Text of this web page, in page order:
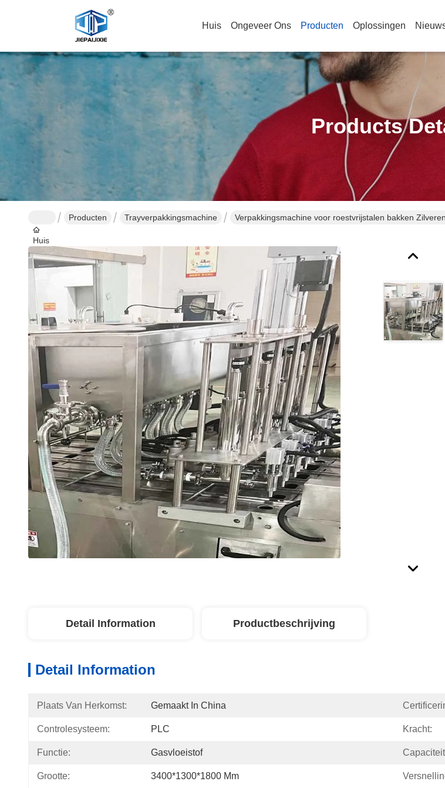
Huis Ongeveer Ons Producten Oplossingen
Products
Huis
Producten Trayverpakkingsmachine Verpakkingsmachine voor roestvrijstalen bakken
Detail Information Productbeschrijving
Detail Information
Plaats Van Herkomst: Gemaakt In China
Controlesysteem: PLC Kracht:
Functie: Gasvloeistof
Grootte: 3400*1300*1800 Mm